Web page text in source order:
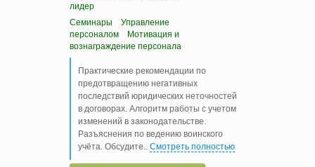
лидер
Семинары
Управление
персоналом
Мотивация и
вознаграждение персонала
Практические рекомендации по
предотвращению негативных
последствий юридических неточностей
в договорах. Алгоритм работы с учетом
изменений в законодательстве.
Разъяснения по ведению воинского
учёта. Обсудите.. Смотреть полностью